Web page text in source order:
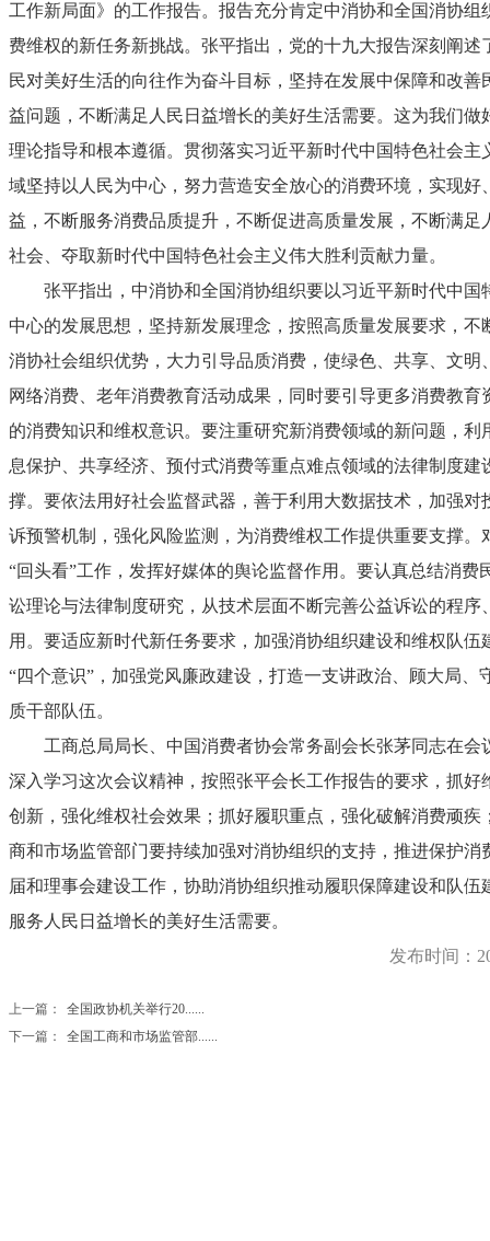
工作新局面》的工作报告。报告充分肯定中消协和全国消协
费维权的新任务新挑战。张平指出，党的十九大报告深刻阐
民对美好生活的向往作为奋斗目标，坚持在发展中保障和改
益问题，不断满足人民日益增长的美好生活需要。这为我们
理论指导和根本遵循。贯彻落实习近平新时代中国特色社会
域坚持以人民为中心，努力营造安全放心的消费环境，实现
益，不断服务消费品质提升，不断促进高质量发展，不断满
社会、夺取新时代中国特色社会主义伟大胜利贡献力量。
张平指出，中消协和全国消协组织要以习近平新时代中国
中心的发展思想，坚持新发展理念，按照高质量发展要求，
消协社会组织优势，大力引导品质消费，使绿色、共享、文
网络消费、老年消费教育活动成果，同时要引导更多消费教
的消费知识和维权意识。要注重研究新消费领域的新问题，
息保护、共享经济、预付式消费等重点难点领域的法律制度
撑。要依法用好社会监督武器，善于利用大数据技术，加强
诉预警机制，强化风险监测，为消费维权工作提供重要支撑
“回头看”工作，发挥好媒体的舆论监督作用。要认真总结消
讼理论与法律制度研究，从技术层面不断完善公益诉讼的程
用。要适应新时代新任务要求，加强消协组织建设和维权队
“四个意识”，加强党风廉政建设，打造一支讲政治、顾大局
质干部队伍。
工商总局局长、中国消费者协会常务副会长张茅同志在会
深入学习这次会议精神，按照张平会长工作报告的要求，抓
创新，强化维权社会效果；抓好履职重点，强化破解消费顽
商和市场监管部门要持续加强对消协组织的支持，推进保护
届和理事会建设工作，协助消协组织推动履职保障建设和队
服务人民日益增长的美好生活需要。
发布时间：
上一篇：
全国政协机关举行20......
下一篇：
全国工商和市场监管部......